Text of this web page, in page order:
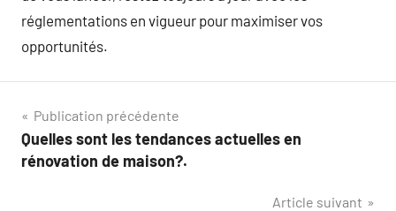
réglementations en vigueur pour maximiser vos
opportunités.
Navigation
de
Publication précédente
Quelles sont les tendances actuelles en
rénovation de maison?.
Article suivant